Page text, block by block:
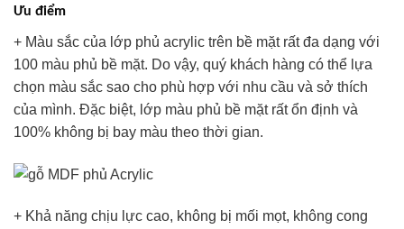
Ưu điểm
+ Màu sắc của lớp phủ acrylic trên bề mặt rất đa dạng với
100 màu phủ bề mặt. Do vậy, quý khách hàng có thể lựa
chọn màu sắc sao cho phù hợp với nhu cầu và sở thích
của mình. Đặc biệt, lớp màu phủ bề mặt rất ổn định và
100% không bị bay màu theo thời gian.
+ Khả năng chịu lực cao, không bị mối mọt, không cong